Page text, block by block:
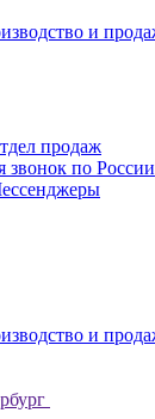
продаж
звонок по России